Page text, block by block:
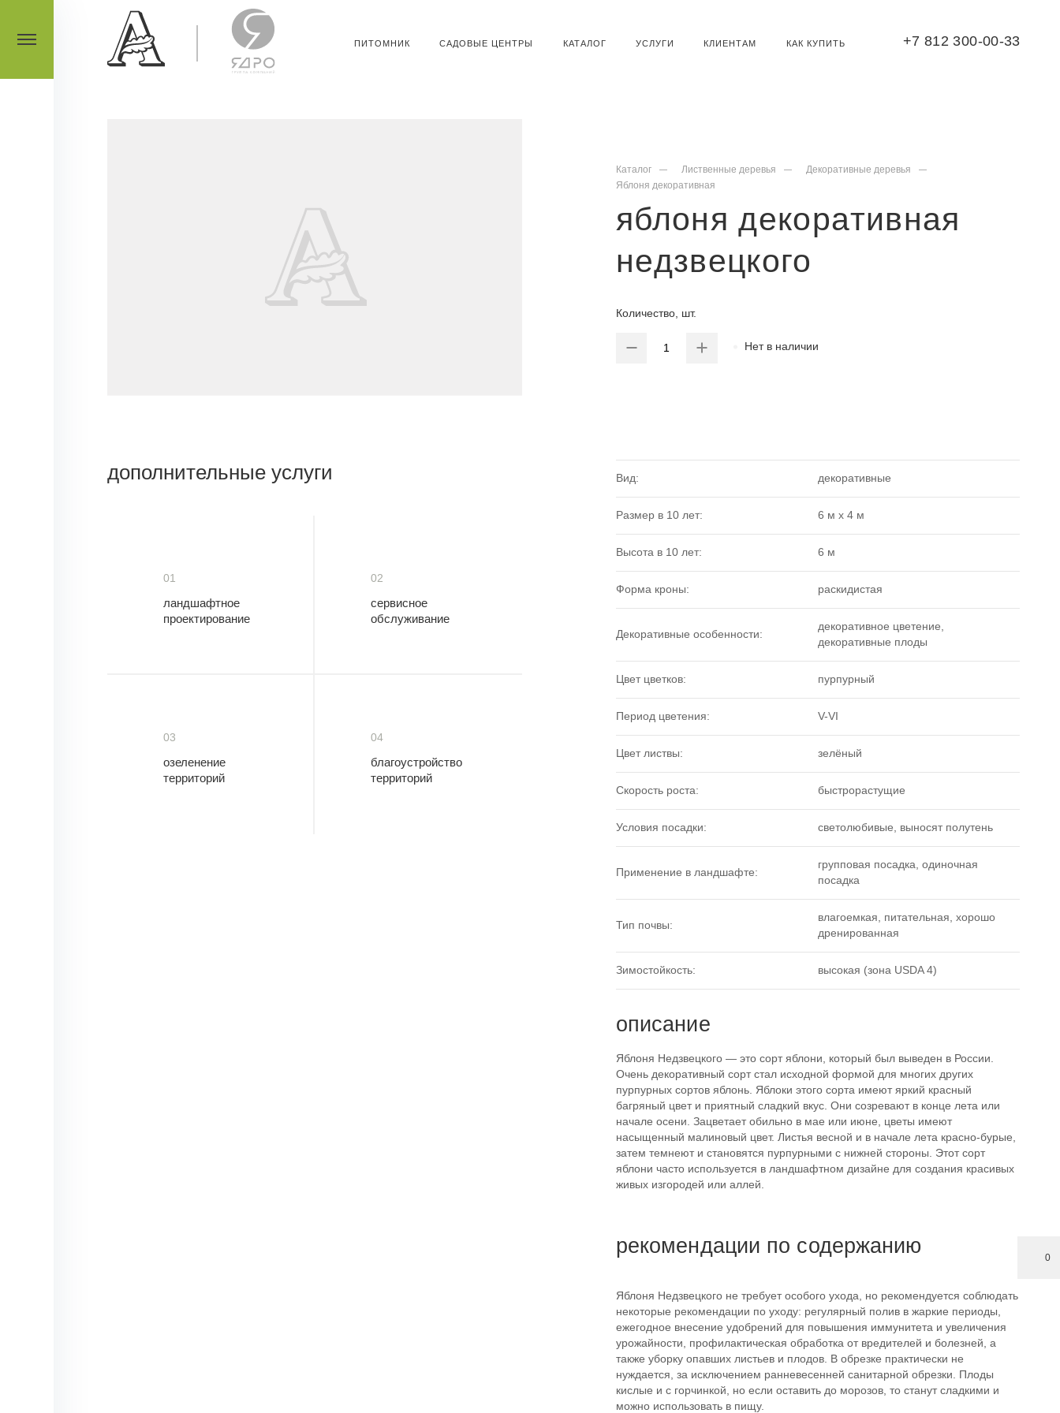
0
ПИТОМНИК САДОВЫЕ ЦЕНТРЫ КАТАЛОГ УСЛУГИ КЛИЕНТАМ КАК КУПИТЬ +7 812 300-00-33
дополнительные услуги
01
ландшафтное
проектирование
02
сервисное
обслуживание
03
озеленение
территорий
04
благоустройство
территорий
Каталог Лиственные деревья
Декоративные деревья
Яблоня декоративная
яблоня декоративная
недзвецкого
Количество, шт.
Нет в наличии
Вид: декоративные
Размер в 10 лет: 6 м х 4 м
Высота в 10 лет: 6 м
Форма кроны: раскидистая
Декоративные особенности:
декоративное цветение,
декоративные плоды
Цвет цветков: пурпурный
Период цветения: V-VI
Цвет листвы: зелёный
Скорость роста: быстрорастущие
Условия посадки: светолюбивые, выносят полутень
Применение в ландшафте:
групповая посадка, одиночная
посадка
Тип почвы:
влагоемкая, питательная, хорошо
дренированная
Зимостойкость: высокая (зона USDA 4)
описание
Яблоня Недзвецкого — это сорт яблони, который был выведен в России.
Очень декоративный сорт стал исходной формой для многих других
пурпурных сортов яблонь. Яблоки этого сорта имеют яркий красный
багряный цвет и приятный сладкий вкус. Они созревают в конце лета или
начале осени. Зацветает обильно в мае или июне, цветы имеют
насыщенный малиновый цвет. Листья весной и в начале лета красно-бурые,
затем темнеют и становятся пурпурными с нижней стороны. Этот сорт
яблони часто используется в ландшафтном дизайне для создания красивых
живых изгородей или аллей.
рекомендации по содержанию
Яблоня Недзвецкого не требует особого ухода, но рекомендуется соблюдать
некоторые рекомендации по уходу: регулярный полив в жаркие периоды,
ежегодное внесение удобрений для повышения иммунитета и увеличения
урожайности, профилактическая обработка от вредителей и болезней, а
также уборку опавших листьев и плодов. В обрезке практически не
нуждается, за исключением ранневесенней санитарной обрезки. Плоды
кислые и с горчинкой, но если оставить до морозов, то станут сладкими и
можно использовать в пищу.